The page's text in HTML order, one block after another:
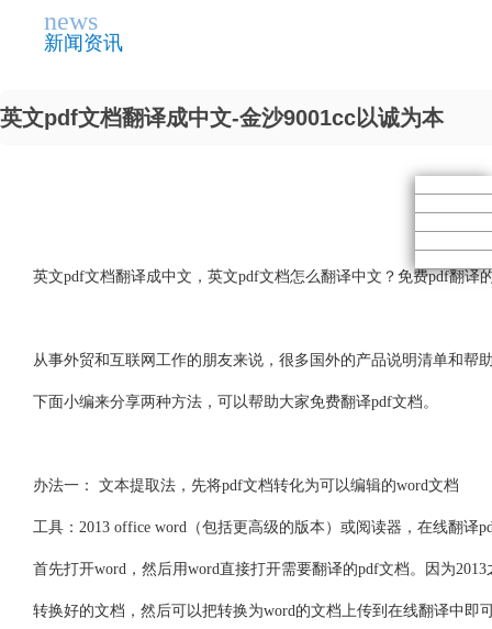
news
新闻资讯
英文pdf文档翻译成中文-金沙9001cc以诚为本
英文pdf文档翻译成中文，英文pdf文档怎么翻译中文？免费pdf翻译
从事外贸和互联网工作的朋友来说，很多国外的产品说明清单和
下面小编来分享两种方法，可以帮助大家免费翻译pdf文档。
办法一： 文本提取法，先将pdf文档转化为可以编辑的word文档
工具：2013 office word（包括更高级的版本）或阅读器，在线翻
首先打开word，然后用word直接打开需要翻译的pdf文档。因为
转换好的文档，然后可以把转换为word的文档上传到在线翻译中即